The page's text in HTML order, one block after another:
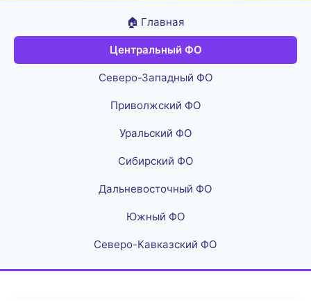
🏠 Главная
Центральный ФО
Северо-Западный ФО
Приволжский ФО
Уральский ФО
Сибирский ФО
Дальневосточный ФО
Южный ФО
Северо-Кавказский ФО